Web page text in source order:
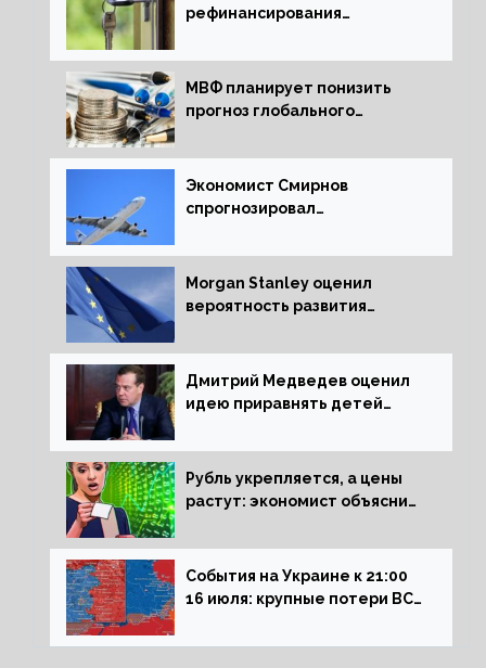
рефинансирования
МВФ планирует понизить
прогноз глобального
следующем отчете
Экономист Смирнов
спрогнозировал
России
Morgan Stanley оценил
вероятность развития
Дмитрий Медведев оценил
идею приравнять детей
Рубль укрепляется, а цены
растут: экономист объяснил
на рынок РФ
События на Украине к 21:00
16 июля: крупные потери ВСУ
обстреливает Донбасс из